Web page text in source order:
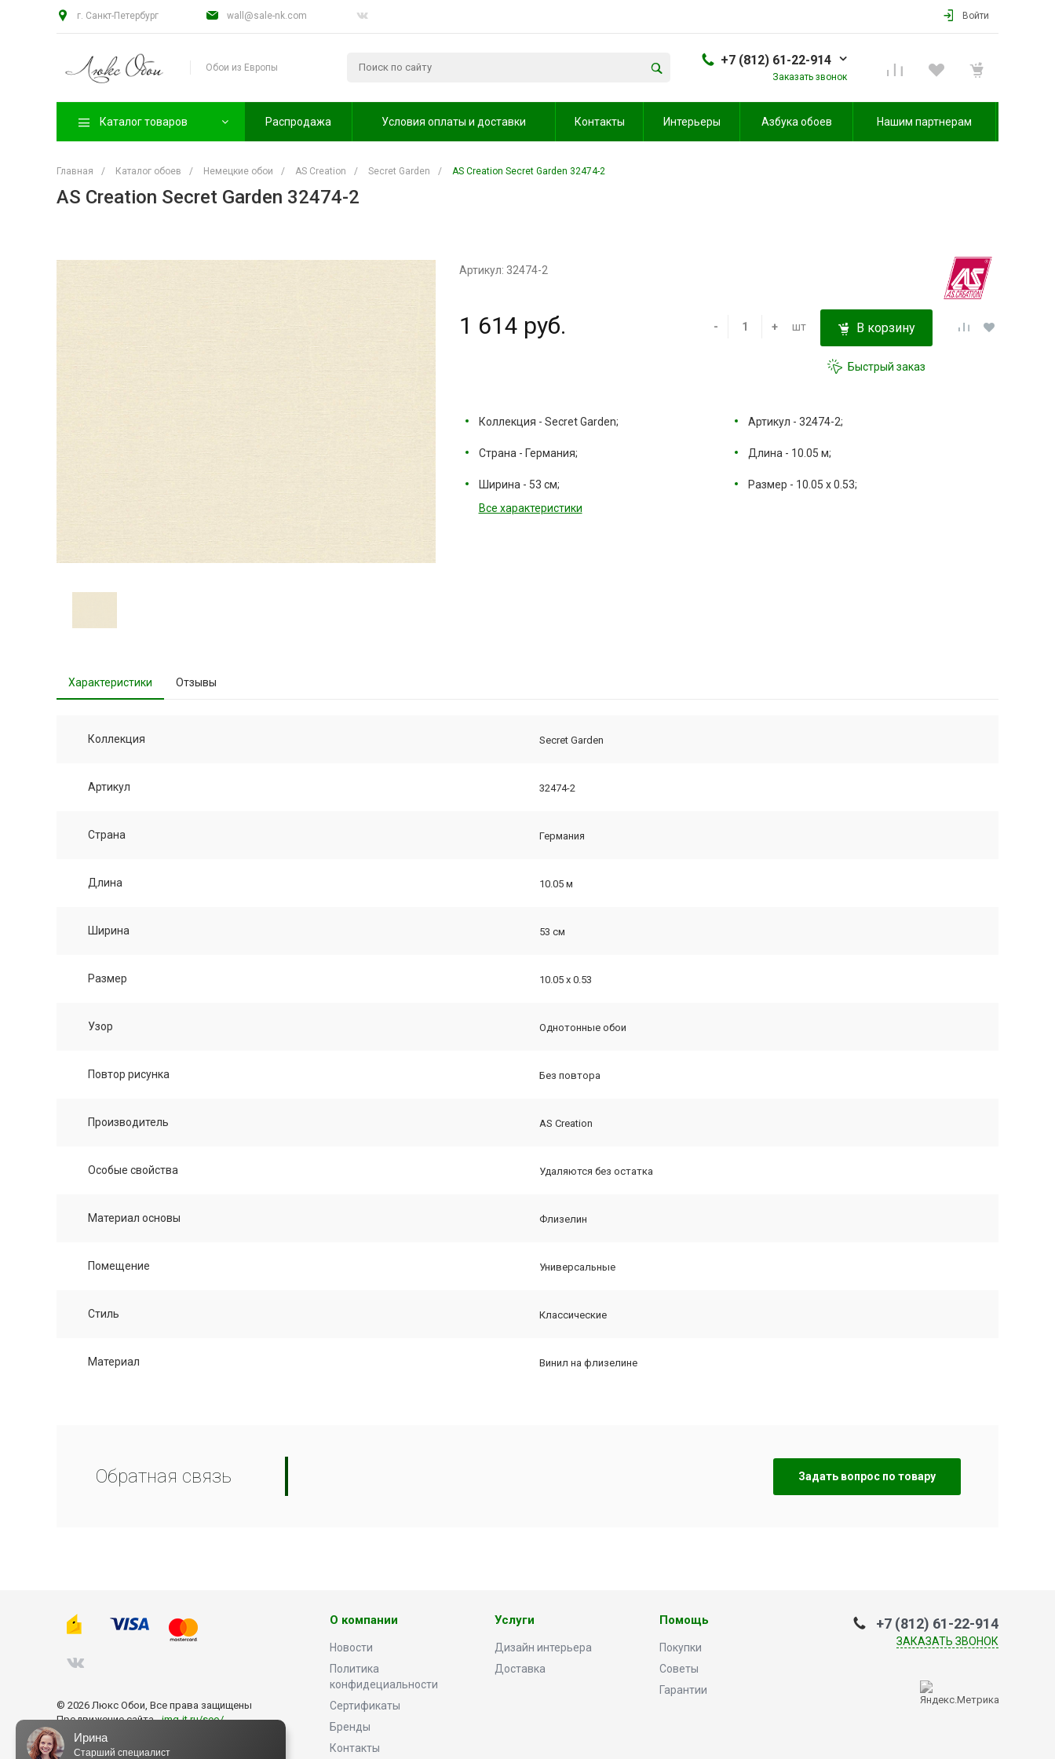
г. Санкт-Петербург wall@sale-nk.com Войти
Обои из Европы
+7 (812) 61-22-914
Заказать звонок
Каталог товаров Распродажа Условия оплаты и доставки Контакты Интерьеры Азбука обоев Нашим партнерам
Главная / Каталог обоев / Немецкие обои / AS Creation / Secret Garden / AS Creation Secret Garden 32474-2
AS Creation Secret Garden 32474-2
Артикул: 32474-2
1 614 руб. - + шт В корзину
Быстрый заказ
Коллекция - Secret Garden; Артикул - 32474-2;
Страна - Германия; Длина - 10.05 м;
Ширина - 53 см;
Размер - 10.05 х 0.53;
Все характеристики
Характеристики Отзывы
Коллекция Secret Garden
Артикул 32474-2
Страна Германия
Длина 10.05 м
Ширина 53 см
Размер 10.05 х 0.53
Узор Однотонные обои
Повтор рисунка Без повтора
Производитель AS Creation
Особые свойства Удаляются без остатка
Материал основы Флизелин
Помещение Универсальные
Стиль Классические
Материал Винил на флизелине
Обратная связь Задать вопрос по товару
© 2026 Люкс Обои, Все права защищены
Продвижение сайта -img-it.ru/seo/
О компании
Новости
Политика
конфидециальности
Сертификаты
Бренды
Контакты
Услуги
Дизайн интерьера
Доставка
Помощь
Покупки
Советы
Гарантии
+7 (812) 61-22-914
ЗАКАЗАТЬ ЗВОНОК
Ирина
Старший специалист